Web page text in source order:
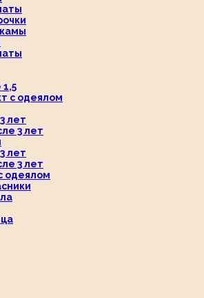
с одеялом
лет
3 лет
лет
3 лет
одеялом